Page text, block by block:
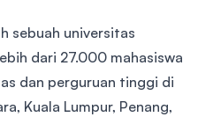
sebuah universitas
dari 27.000 mahasiswa
dan perguruan tinggi di
Kuala Lumpur, Penang,